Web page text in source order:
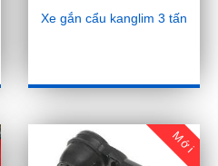
Xe gắn cẩu kanglim 3 tấn
Mới